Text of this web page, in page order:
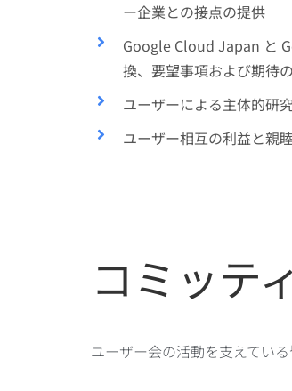
ー企業との接点の提供
Google Cloud Japan と
換、要望事項および期待
ユーザーによる主体的研
ユーザー相互の利益と親
コミッテ
ユーザー会の活動を支えてい